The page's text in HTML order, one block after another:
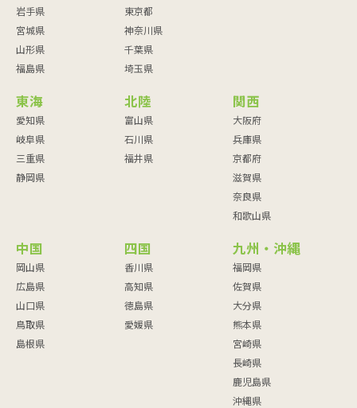
岩手県
宮城県
山形県
福島県
東京都
神奈川県
千葉県
埼玉県
東海
愛知県
岐阜県
三重県
静岡県
北陸
富山県
石川県
福井県
関西
大阪府
兵庫県
京都府
滋賀県
奈良県
和歌山県
中国
岡山県
広島県
山口県
鳥取県
島根県
四国
香川県
高知県
徳島県
愛媛県
九州・沖縄
福岡県
佐賀県
大分県
熊本県
宮崎県
長崎県
鹿児島県
沖縄県